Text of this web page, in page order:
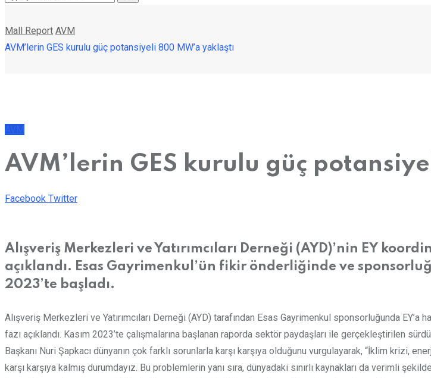
Mall Report AVM
AVM’lerin GES kurulu güç potansiyeli 800 MW’a yaklaştı
AVM
AVM’lerin GES kurulu güç
Facebook TwitterLinkedIn
Whatsapp
Print
Share
Alışveriş Merkezleri ve Yatırımcıları Derneği (AYD)’nin EY
açıklandı. Esas Gayrimenkul’ün fikir önderliğinde ve
2023’te başladı.
Alışveriş Merkezleri ve Yatırımcıları Derneği (AYD) tarafından Esas Gayrimenkul sponsorluğunda
fazı açıklandı. Kasım 2023’te çalışmalarına başlanan raporda sektör paydaşları ile gerçekleştirilen
Başkanı Nuri Şapkacı dünyanın çok farklı sorunlarla karşı karşıya olduğunu vurgulayarak, “İklim
karşı karşıya kalmış durumdayız. Bu problemlerin yanı sıra, dünyadaki sınırlı kaynakları da verimli